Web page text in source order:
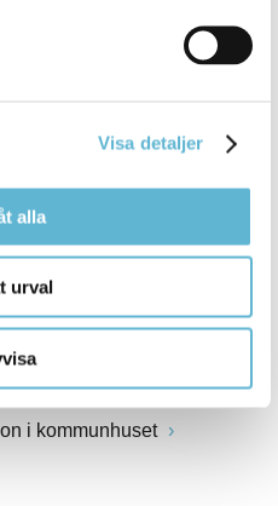
Visa detaljer
alla
urval
i kommunhuset